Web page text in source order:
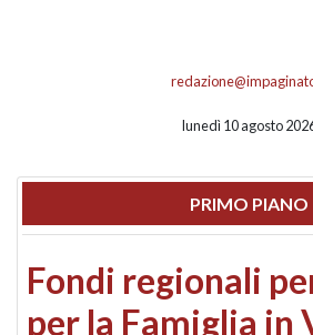
lunedì 10 agosto
PRIMO PIANO
Fondi regionali
per la Famiglia in